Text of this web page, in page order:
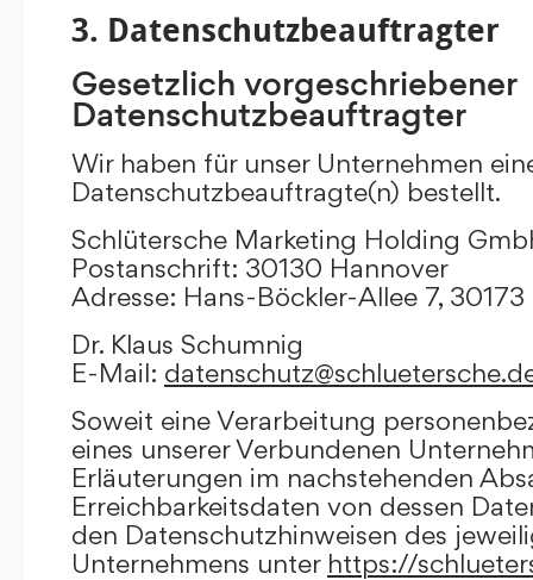
3. Datenschutzbeauftragter
Gesetzlich vorgeschriebener
Datenschutzbeauftragter
Wir haben für unser Unternehmen
Datenschutzbeauftragte(n) bestellt.
Schlütersche Marketing Holding
Postanschrift: 30130 Hannover
Adresse: Hans-Böckler-Allee 7,
Dr. Klaus Schumnig
E-Mail:
Soweit eine Verarbeitung
eines unserer Verbundenen
Erläuterungen im nachstehenden
Erreichbarkeitsdaten von dessen
den Datenschutzhinweisen des
Unternehmens unter https://